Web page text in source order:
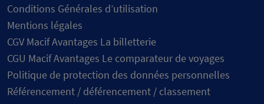
Conditions Générales d’utilisation
Mentions légales
CGV Macif Avantages La billetterie
CGU Macif Avantages Le comparateur de voyages
Politique de protection des données personnelles
Référencement / déférencement / classement